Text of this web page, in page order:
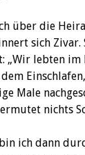
über die
sich
lebten im
Male
nichts
ich dann